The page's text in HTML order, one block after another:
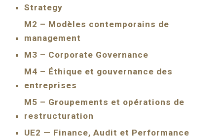
Strategy
M2 – Modèles contemporains de
management
M3 – Corporate Governance
M4 – Éthique et gouvernance des
entreprises
M5 – Groupements et opérations de
restructuration
UE2 — Finance, Audit et Performance